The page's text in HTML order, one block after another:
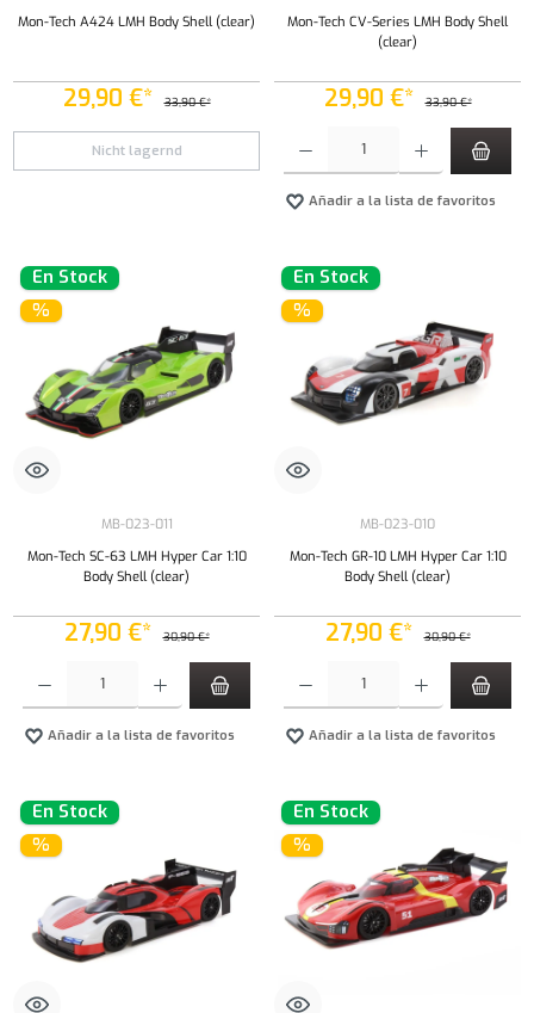
Mon-Tech A424 LMH Body Shell (clear)
29,90 €* 33,90 €*
Nicht lagernd
Mon-Tech CV-Series LMH Body Shell
(clear)
29,90 €* 33,90 €*
Añadir a la lista de favoritos
En Stock
%
MB-023-011
Mon-Tech SC-63 LMH Hyper Car 1:10
Body Shell (clear)
27,90 €* 30,90 €*
Añadir a la lista de favoritos
En Stock
%
MB-023-010
Mon-Tech GR-10 LMH Hyper Car 1:10
Body Shell (clear)
27,90 €* 30,90 €*
Añadir a la lista de favoritos
En Stock
%
En Stock
%